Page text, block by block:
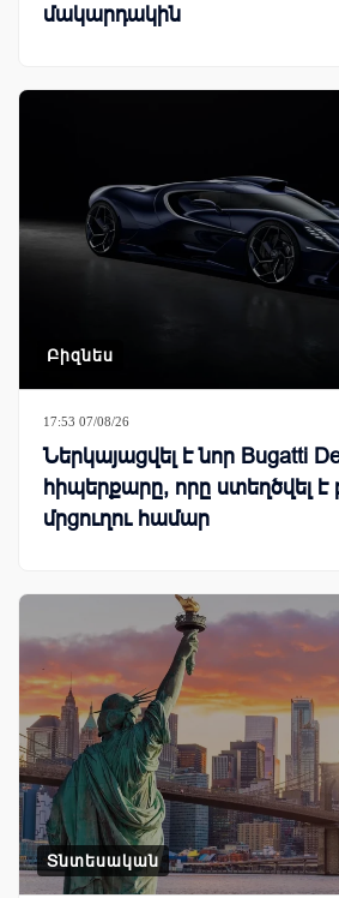
մակարդակին
Բիզնես
17:53 07/08/26
Ներկայացվել է նոր Bugatti
հիպերքարը, որը ստեղծվել
մրցուղու համար
Տնտեսական